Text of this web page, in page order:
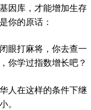
因库，才能增加生存
你的原话：
眼打麻将，你去查一
你学过指数增长吧？
人在这样的条件下继
。